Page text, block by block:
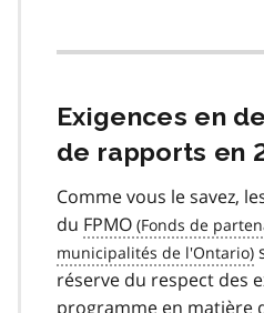
Exigences en
de rapports en
Comme vous le savez,
du FPMO
réserve du respect des
programme en matière